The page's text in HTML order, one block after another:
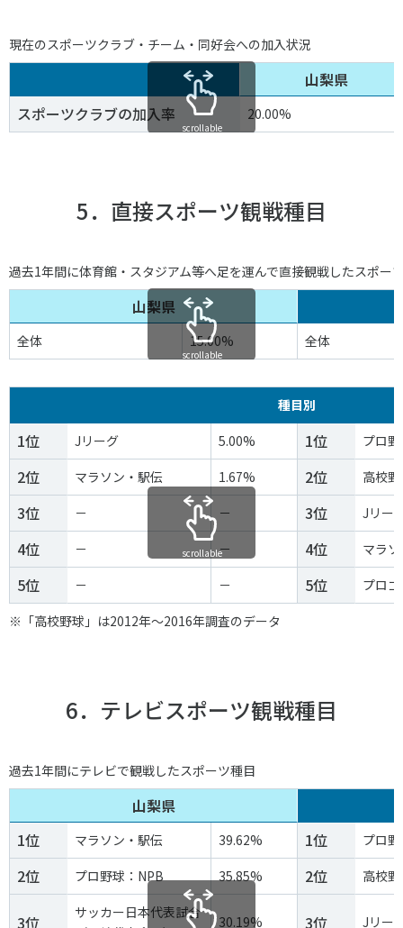
現在のスポーツクラブ・チーム・同好会への加入状況
山梨県
スポーツクラブの加入率
20.00%
scrollable
5．直接スポーツ観戦種目
過去1年間に体育館・スタジアム等へ足を運んで直接観戦したスポー
山梨県
全体 15.00% 全体
scrollable
種目別
1位 Jリーグ 5.00% 1位 プロ
2位 マラソン・駅伝 1.67% 2位 高校
3位 － － 3位 Jリー
4位 － － 4位 マラ
5位 － － 5位
プロ
※「高校野球」は2012年～2016年調査のデータ
scrollable
6．テレビスポーツ観戦種目
過去1年間にテレビで観戦したスポーツ種目
山梨県
1位
マラソン・駅伝 39.62% 1位 プロ
2位 プロ野球：NPB 35.85% 2位 高校
3位
サッカー日本代表試合
30.19% 3位 Jリー